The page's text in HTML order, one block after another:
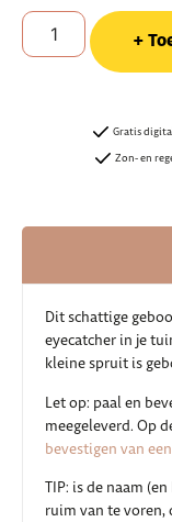
Gratis
Zon- en
Dit schattige
eyecatcher in je
kleine spruit is
Let op: paal en
meegeleverd. Op
bevestigen van
TIP: is de naam
ruim van te voren,